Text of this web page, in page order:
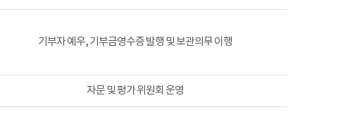
기부자 예우, 기부금영수증 발행 및 보관의무 이행
자문 및 평가 위원회 운영